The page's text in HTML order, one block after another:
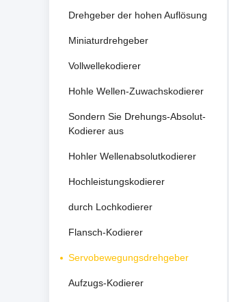
Drehgeber der hohen Auflösung
Miniaturdrehgeber
Vollwellekodierer
Hohle Wellen-Zuwachskodierer
Sondern Sie Drehungs-Absolut-
Kodierer aus
Hohler Wellenabsolutkodierer
Hochleistungskodierer
durch Lochkodierer
Flansch-Kodierer
Servobewegungsdrehgeber
Aufzugs-Kodierer